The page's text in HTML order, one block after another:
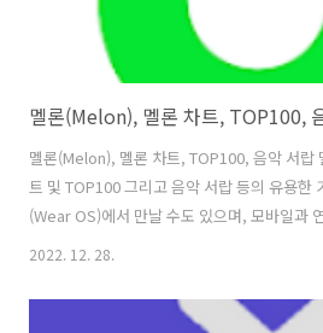
멜론(Melon), 멜론 차트, TOP100,
멜론(Melon), 멜론 차트, TOP100, 음악 서랍
트 및 TOP100 그리고 음악 서랍 등의 유용한
(Wear OS)에서 만날 수도 있으며, 모바일과
치 단독으로 음악을 감상할 수 있습니다. 멜론
직 홈이고, 멜론차트 등 지금 가장 핫한 음악
2022. 12. 28.